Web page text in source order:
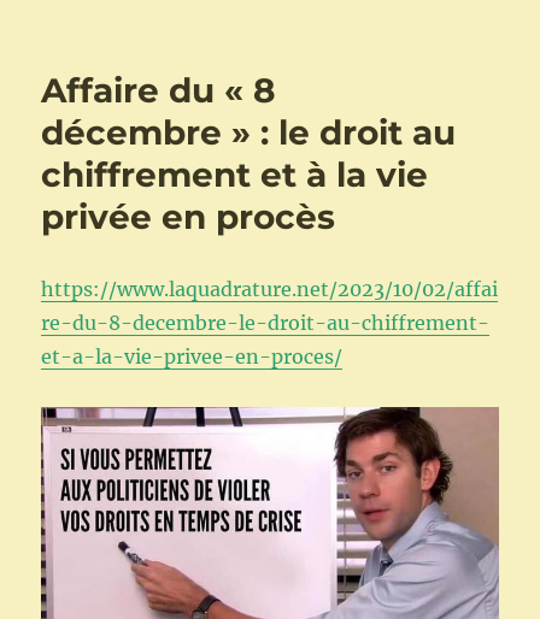
Affaire du « 8
décembre » : le droit au
chiffrement et à la vie
privée en procès
https://www.laquadrature.net/2023/10/02/affai
re-du-8-decembre-le-droit-au-chiffrement-
et-a-la-vie-privee-en-proces/